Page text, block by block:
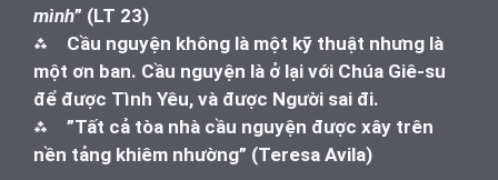
mình” (LT 23)
⁂ Cầu nguyện không là một kỹ thuật nhưng là
một ơn ban. Cầu nguyện là ở lại với Chúa Giê-su
để được Tình Yêu, và được Người sai đi.
⁂ ”Tất cả tòa nhà cầu nguyện được xây trên
nền tảng khiêm nhường” (Teresa Avila)